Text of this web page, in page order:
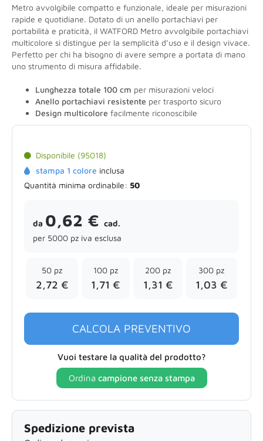
Metro avvolgibile compatto e funzionale, ideale per misurazioni
rapide e quotidiane. Dotato di un anello portachiavi per
portabilità e praticità, il WATFORD Metro avvolgibile portachiavi
multicolore si distingue per la semplicità d’uso e il design vivace.
Perfetto per chi ha bisogno di avere sempre a portata di mano
uno strumento di misura affidabile.
Lunghezza totale 100 cm per misurazioni veloci
Anello portachiavi resistente per trasporto sicuro
Design multicolore facilmente riconoscibile
Disponibile (95018)
stampa 1 colore inclusa
Quantità minima ordinabile: 50
da 0,62 € cad.
per 5000 pz iva esclusa
50 pz
2,72 €
100 pz
1,71 €
200 pz
1,31 €
300 pz
1,03 €
CALCOLA PREVENTIVO
Vuoi testare la qualità del prodotto?
Ordina campione senza stampa
Spedizione prevista